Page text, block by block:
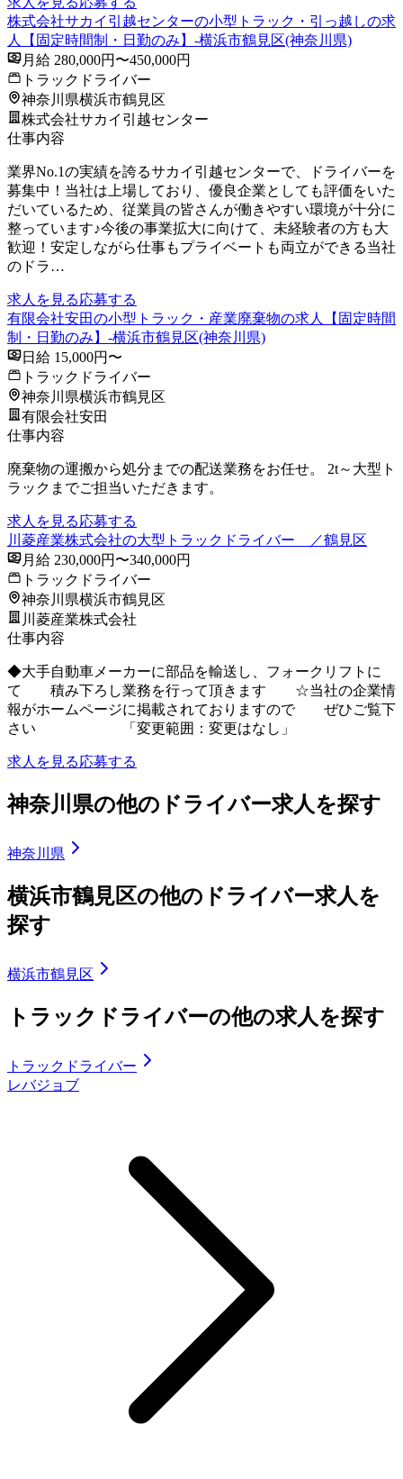
株式会社サカイ引越センターの小型トラック・引っ越しの求
人【固定時間制・日勤のみ】-横浜市鶴見区(神奈川県)
月給 280,000円〜450,000円
トラックドライバー
神奈川県横浜市鶴見区
株式会社サカイ引越センター
仕事内容
業界No.1の実績を誇るサカイ引越センターで、ドライバーを
募集中！当社は上場しており、優良企業としても評価をいた
だいているため、従業員の皆さんが働きやすい環境が十分に
整っています♪今後の事業拡大に向けて、未経験者の方も大
歓迎！安定しながら仕事もプライベートも両立ができる当社
のドラ…
求人を見る応募する
有限会社安田の小型トラック・産業廃棄物の求人【固定時間
制・日勤のみ】-横浜市鶴見区(神奈川県)
日給 15,000円〜
トラックドライバー
神奈川県横浜市鶴見区
有限会社安田
仕事内容
廃棄物の運搬から処分までの配送業務をお任せ。 2t～大型ト
ラックまでご担当いただきます。
求人を見る応募する
川菱産業株式会社の大型トラックドライバー ／鶴見区
月給 230,000円〜340,000円
トラックドライバー
神奈川県横浜市鶴見区
川菱産業株式会社
仕事内容
◆大手自動車メーカーに部品を輸送し、フォークリフトに
て 積み下ろし業務を行って頂きます ☆当社の企業情
報がホームページに掲載されておりますので ぜひご覧下
さい 「変更範囲：変更はなし」
求人を見る応募する
神奈川県の他のドライバー求人を探す
神奈川県
横浜市鶴見区の他のドライバー求人を
探す
横浜市鶴見区
トラックドライバーの他の求人を探す
トラックドライバー
レバジョブ